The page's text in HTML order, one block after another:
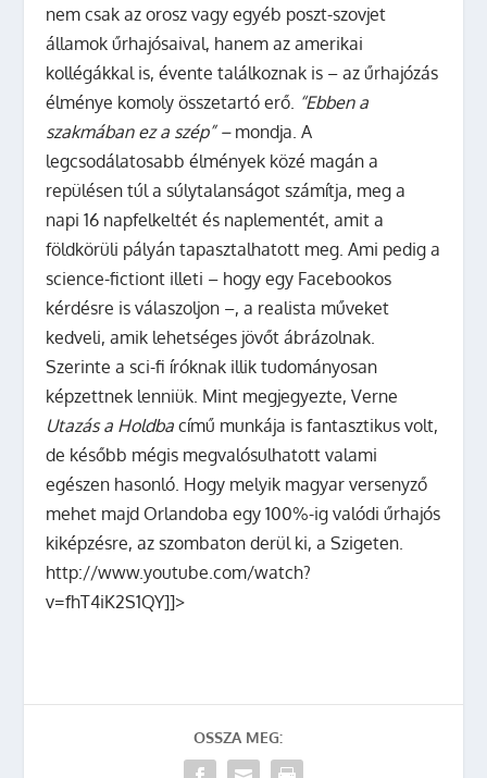
nem csak az orosz vagy egyéb poszt-szovjet
államok űrhajósaival, hanem az amerikai
kollégákkal is, évente találkoznak is – az űrhajózás
élménye komoly összetartó erő. “Ebben a
szakmában ez a szép” – mondja. A
legcsodálatosabb élmények közé magán a
repülésen túl a súlytalanságot számítja, meg a
napi 16 napfelkeltét és naplementét, amit a
földkörüli pályán tapasztalhatott meg. Ami pedig a
science-fictiont illeti – hogy egy Facebookos
kérdésre is válaszoljon –, a realista műveket
kedveli, amik lehetséges jövőt ábrázolnak.
Szerinte a sci-fi íróknak illik tudományosan
képzettnek lenniük. Mint megjegyezte, Verne
Utazás a Holdba című munkája is fantasztikus volt,
de később mégis megvalósulhatott valami
egészen hasonló. Hogy melyik magyar versenyző
mehet majd Orlandoba egy 100%-ig valódi űrhajós
kiképzésre, az szombaton derül ki, a Szigeten.
http://www.youtube.com/watch?
v=fhT4iK2S1QY]]>
OSSZA MEG: